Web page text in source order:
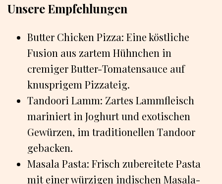
Unsere Empfehlungen
Butter Chicken Pizza: Eine köstliche
Fusion aus zartem Hühnchen in
cremiger Butter-Tomatensauce auf
knusprigem Pizzateig.
Tandoori Lamm: Zartes Lammfleisch
mariniert in Joghurt und exotischen
Gewürzen, im traditionellen Tandoor
gebacken.
Masala Pasta: Frisch zubereitete Pasta
mit einer würzigen indischen Masala-